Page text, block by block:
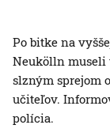
Po bitke na
Neukölln museli
slzným sprejom
učiteľov.
polícia.